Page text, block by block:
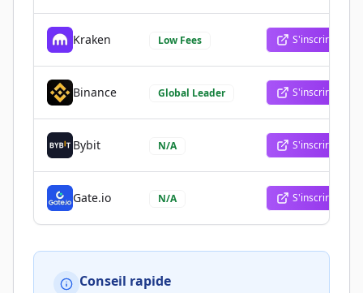
Kraken Low Fees S'inscrire
Binance Global Leader S'inscrire
Bybit N/A S'inscrire
Gate.io N/A S'inscrire
Conseil rapide